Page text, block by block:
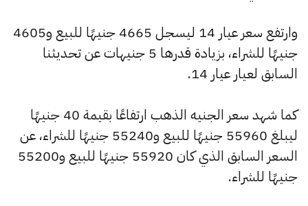
وارتفع سعر عيار 14 ليسجل 4665 جنيهًا للبيع و4605
جنيهًا للشراء، بزيادة قدرها 5 جنيهات عن تحديثنا
السابق لعيار عيار 14.
كما شهد سعر الجنيه الذهب ارتفاعًا بقيمة 40 جنيهًا
ليبلغ 55960 جنيهًا للبيع و55240 جنيهًا للشراء، عن
السعر السابق الذي كان 55920 جنيهًا للبيع و55200
جنيهًا للشراء.